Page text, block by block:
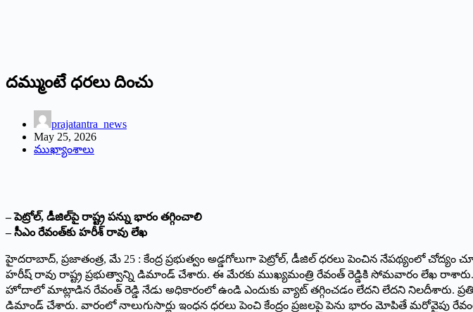
దమ్ముంటే ధరలు దించు
prajatantra_news
May 25, 2026
ముఖ్యాంశాలు
– పెట్రోల్, డీజిల్‌పై రాష్ట్ర పన్ను భారం తగ్గించాలి
– సీఎం రేవంత్‌కు హరీశ్ రావు లేఖ
హైదరాబాద్, ప్రజాతంత్ర, మే 25 : కేంద్ర ప్రభుత్వం అడ్డగోలుగా పెట్రోల్, డీజిల్ ధరలు పెంచిన నేపథ్యంలో
హరీష్ రావు రాష్ట్ర ప్రభుత్వాన్ని డిమాండ్ చేశారు. ఈ మేరకు ముఖ్యమంత్రి రేవంత్ రెడ్డికి సోమవారం లేఖ రాశారు.
హోదాలో మాట్లాడిన రేవంత్ రెడ్డి నేడు అధికారంలో ఉండి ఎందుకు వ్యాట్ తగ్గించడం లేదని లేదని నిలదీశారు.
డిమాండ్ చేశారు. వారంలో నాలుగుసార్లు ఇంధన ధరలు పెంచి కేంద్రం ప్రజలపై పెను భారం మోపితే మరోవైపు రేవంత్